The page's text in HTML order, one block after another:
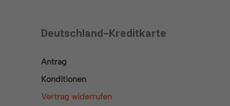
Deutschland-Kreditkarte
Antrag
Konditionen
Vertrag widerrufen